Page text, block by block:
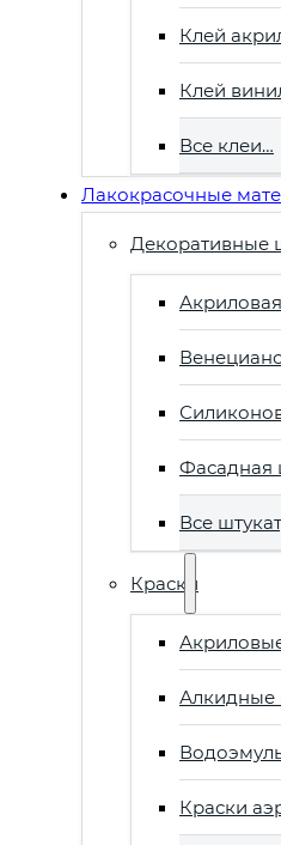
Клей
Клей
Все клеи…
Лакокрасочные
Декоративные
Фасадная
Все
Краски
Алкидные
Краски